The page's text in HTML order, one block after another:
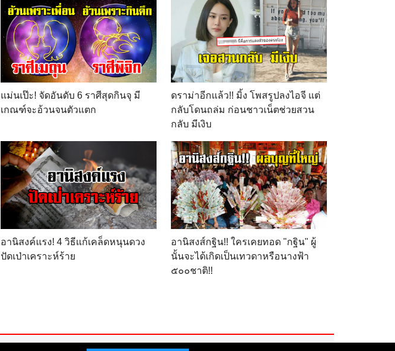
แม่นเป๊ะ! จัดอันดับ 6 ราศีสุดกินจุ มี
เกณฑ์จะอ้วนจนตัวแตก
ดราม่าอีกแล้ว!! มิ้ง โพสรูปลงไอจี แต่
กลับโดนถล่ม ก่อนชาวเน็ตช่วยสวน
กลับ มีเงิบ
อานิสงค์แรง! 4 วิธีแก้เคล็ดหนุนดวง
ปัดเป่าเคราะห์ร้าย
อานิสงส์กฐิน!! ใครเคยทอด "กฐิน" ผู้
นั้นจะได้เกิดเป็นเทวดาหรือนางฟ้า
๕๐๐ชาติ!!